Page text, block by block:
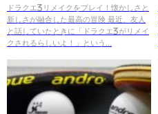
ドラクエ3リメイクをプレイ！懐かしさと
新しさが融合した最高の冒険 最近、友人
と話していたときに「ドラクエ3がリメイ
クされるらしいよ！」という...